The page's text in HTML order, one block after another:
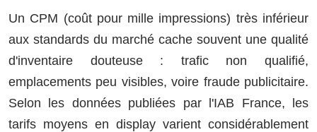
Un CPM (coût pour mille impressions) très inférieur
aux standards du marché cache souvent une qualité
d'inventaire douteuse : trafic non qualifié,
emplacements peu visibles, voire fraude publicitaire.
Selon les données publiées par l'IAB France, les
tarifs moyens en display varient considérablement